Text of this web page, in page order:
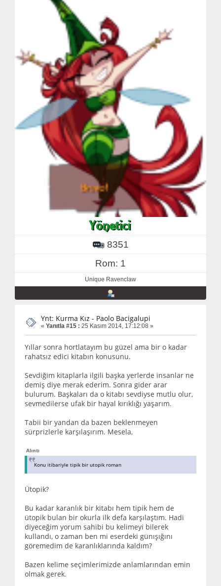
8351
Rom: 1
Unique Ravenclaw
Ynt: Kurma Kız - Paolo Bacigalupi
« Yanıtla #15 : 25 Kasım 2014, 17:12:08 »
Yıllar sonra hortlatayım bu güzel ama bir o kadar
rahatsız edici kitabın konusunu.
Sevdiğim kitaplarla ilgili başka yerlerde insanlar ne
demiş diye merak ederim. Sonra gider arar
bulurum. Başkaları da o kitabı sevdiyse mutlu olur,
sevmedilerse ufak bir hayal kırıklığı yaşarım.
Tabii bir yandan da bazen beklenmeyen
sürprizlerle karşılaşırım. Mesela,
Alıntı
Konu itibariyle tipik bir utopik roman
Ütopik?
Bu kadar karanlık bir kitabı hem tipik hem de
ütopik bulan bir okurla ilk defa karşılaştım. Hadi
diyeceğim yorum sahibi bu kelimeyi bilerek
kullandı, o zaman ben mi eserdeki günışığını
göremedim de karanlıklarında kaldım?
Bazen kelime seçimlerimizde anlamlarından emin
olmak gerek.